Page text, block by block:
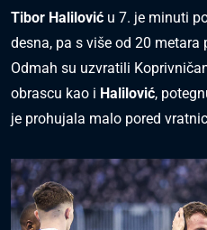
Tibor Halilović u 7. je minuti
desna, pa s više od 20
Odmah su uzvratili
obrascu kao i Halilović,
je prohujala malo pored